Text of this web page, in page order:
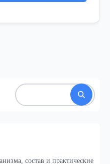
состав и практические